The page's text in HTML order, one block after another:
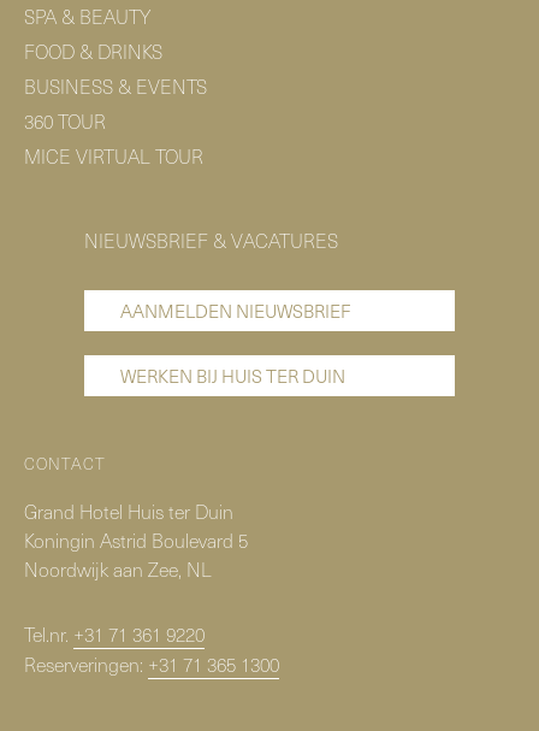
SPA & BEAUTY
FOOD & DRINKS
BUSINESS & EVENTS
360 TOUR
MICE VIRTUAL TOUR
NIEUWSBRIEF & VACATURES
AANMELDEN NIEUWSBRIEF
WERKEN BIJ HUIS TER DUIN
CONTACT
Grand Hotel Huis ter Duin
Koningin Astrid Boulevard 5
Noordwijk aan Zee, NL
Tel.nr. +31 71 361 9220
Reserveringen: +31 71 365 1300